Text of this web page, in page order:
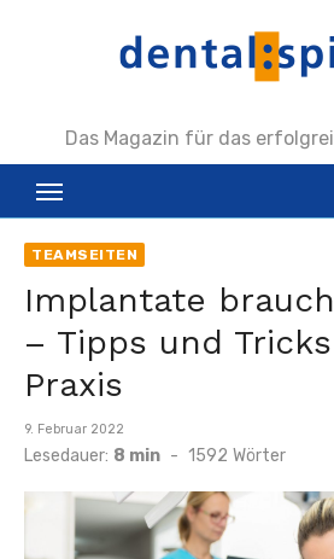
Das Magazin für das
TEAMSEITEN
Implantate
– Tipps und
Praxis
Veröffentlicht
am
9. Februar 2022
Lesedauer: 8 min - 1592 Wörter